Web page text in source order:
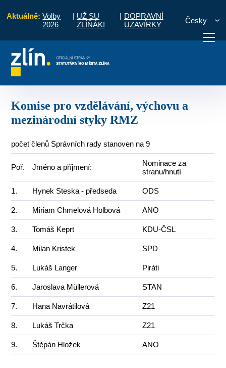
Aktuálně: Volby
2026
| UŽ SU
ZLÍŇÁK!
| DOPRAVNÍ
UZAVÍRKY
Česky
vyřídit Potřebuji zaplatit
Komise pro vzdělávání, výchovu a
mezinárodní styky RMZ
počet členů Správních rady stanoven na 9
Poř. Jméno a příjmení:
Nominace za
stranu/hnutí
1. Hynek Steska - předseda ODS
2. Miriam Chmelová Holbová ANO
3. Tomáš Keprt KDU-ČSL
4. Milan Kristek SPD
5. Lukáš Langer Piráti
6. Jaroslava Müllerová STAN
7. Hana Navrátilová Z21
8. Lukáš Trčka Z21
9. Štěpán Hložek ANO